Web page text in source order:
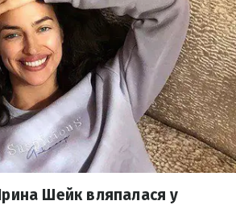
Шейк вляпалася у